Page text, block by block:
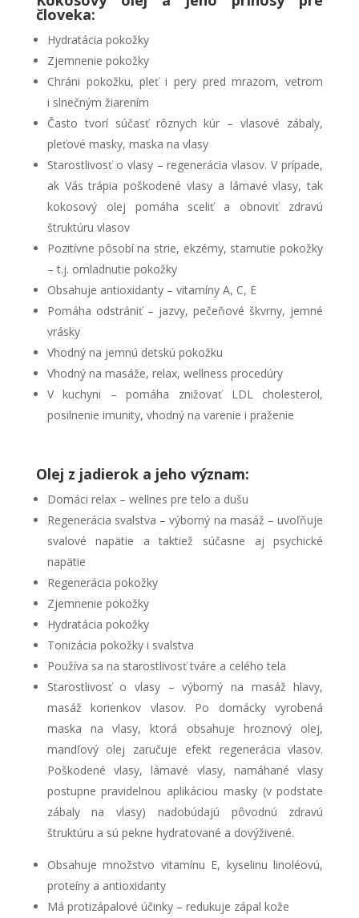
človeka:
Hydratácia pokožky
Zjemnenie pokožky
Chráni pokožku, pleť i pery pred mrazom, vetrom
i slnečným žiarením
Často tvorí súčasť rôznych kúr – vlasové zábaly,
pleťové masky, maska na vlasy
Starostlivosť o vlasy – regenerácia vlasov. V prípade,
ak Vás trápia poškodené vlasy a lámavé vlasy, tak
kokosový olej pomáha sceliť a obnoviť zdravú
štruktúru vlasov
Pozitívne pôsobí na strie, ekzémy, starnutie pokožky
– t.j. omladnutie pokožky
Obsahuje antioxidanty – vitamíny A, C, E
Pomáha odstrániť – jazvy, pečeňové škvrny, jemné
vrásky
Vhodný na jemnú detskú pokožku
Vhodný na masáže, relax, wellness procedúry
V kuchyni – pomáha znižovať LDL cholesterol,
posilnenie imunity, vhodný na varenie i praženie
Olej z jadierok a jeho význam:
Domáci relax – wellnes pre telo a dušu
Regenerácia svalstva – výborný na masáž – uvoľňuje
svalové napätie a taktiež súčasne aj psychické
napätie
Regenerácia pokožky
Zjemnenie pokožky
Hydratácia pokožky
Tonizácia pokožky i svalstva
Používa sa na starostlivosť tváre a celého tela
Starostlivosť o vlasy – výborný na masáž hlavy,
masáž korienkov vlasov. Po domácky vyrobená
maska na vlasy, ktorá obsahuje hroznový olej,
mandľový olej zaručuje efekt regenerácia vlasov.
Poškodené vlasy, lámavé vlasy, namáhané vlasy
postupne pravidelnou aplikáciou masky (v podstate
zábaly na vlasy) nadobúdajú pôvodnú zdravú
štruktúru a sú pekne hydratované a dovýživené.
Obsahuje množstvo vitamínu E, kyselinu linoléovú,
proteíny a antioxidanty
Má protizápalové účinky – redukuje zápal kože